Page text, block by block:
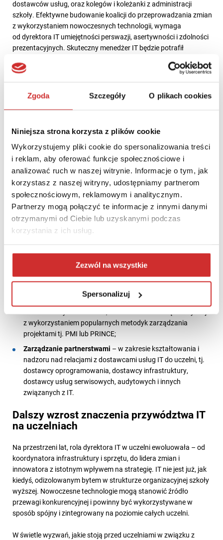
Zgoda Szczegóły O plikach cookies
Niniejsza strona korzysta z plików cookie
Wykorzystujemy pliki cookie do spersonalizowania treści
i reklam, aby oferować funkcje społecznościowe i
analizować ruch w naszej witrynie. Informacje o tym, jak
korzystasz z naszej witryny, udostępniamy partnerom
społecznościowym, reklamowym i analitycznym.
Partnerzy mogą połączyć te informacje z innymi danymi
otrzymanymi od Ciebie lub uzyskanymi podczas
korzystania z ich usług.
Zezwól na wszystkie
Spersonalizuj
dostawców usług, oraz kolegów i koleżanki z administracji
szkoły. Efektywne budowanie koalicji do przeprowadzania zmian
z wykorzystaniem nowoczesnych technologii, wymaga
od dyrektora IT umiejętności perswazji, asertywności i zdolności
prezentacyjnych. Skuteczny menedżer IT będzie potrafił
i celów biznesowych uczelni, oraz jasno wskazując koszty i
Ze względu na specyfikę i poziom skomplikowania projektów IT
realizowanych na uczelniach, dyrektor IT powinien posiadać
Krajowe i lokalne regulacje prawne– w zakresie ustawy o
szkolnictwie wyższym, ustawy o zamówieniach publicznych,
ustawy o ochronie danych osobowych, oraz regulaminów i
rozporządzeń obowiązujących wewnątrz uczelni;
Budżetowanie i zarządzanie finansami– w zakresie
zakupu, utrzymania i rozwoju systemów i infrastruktury IT, a
także w odniesieniu do kosztów osobowych personelu
IT zatrudnionego na uczelni;
nadzoru nad procedurami w zakresie
bezpiecznego przetwarzania danych uczelni oraz efektywnej
współpracy z Inspektorem Ochrony Danych (IOD);
Zarządzanie projektowe
związku z prowadzeniem wdrożeń oprogramowania i
z wykorzystaniem popularnych metodyk zarządzania
projektami tj. PMI lub PRINCE;
Zarządzanie partnerstwami – w zakresie kształtowania i
nadzoru nad relacjami z dostawcami usług IT do uczelni, tj.
dostawcy oprogramowania, dostawcy infrastruktury,
dostawcy usług serwisowych, audytowych i innych
związanych z IT.
Dalszy wzrost znaczenia przywództwa IT
na uczelniach
Na przestrzeni lat, rola dyrektora IT w uczelni ewoluowała – od
koordynatora infrastruktury i sprzętu, do lidera zmian i
innowatora z istotnym wpływem na strategię. IT nie jest już, jak
kiedyś, odizolowanym bytem w strukturze organizacyjnej szkoły
wyższej. Nowoczesne technologie mogą stanowić źródło
przewagi konkurencyjnej i powinny być wykorzystywane w
sposób spójny i zintegrowany na poziomie całych uczelni.
W świetle wyzwań, jakie stoją przed uczelniami w związku z